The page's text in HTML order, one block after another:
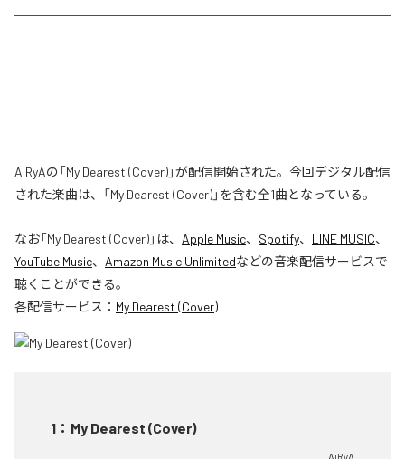
AiRyAの「My Dearest (Cover)」が配信開始された。今回デジタル配信
された楽曲は、「My Dearest (Cover)」を含む全1曲となっている。
なお「My Dearest (Cover)」は、 Apple Music、 Spotify、 LINE MUSIC、
YouTube Music、 Amazon Music Unlimitedなどの音楽配信サービスで
聴くことができる。
各配信サービス： My Dearest (Cover)
1 ： My Dearest (Cover)
AiRyA